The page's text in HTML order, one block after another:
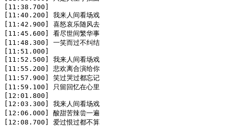
[11:38.700]
[11:40.200] 我来人间看场戏
[11:42.900] 喜怒哀乐随风去
[11:45.600] 看尽世间繁华事
[11:48.300] 一笑而过不纠结
[11:51.000]
[11:52.500] 我来人间看场戏
[11:55.200] 悲欢离合演给你
[11:57.900] 笑过哭过都忘记
[11:59.100] 只留回忆在心里
[12:01.800]
[12:03.300] 我来人间看场戏
[12:06.000] 酸甜苦辣尝一遍
[12:08.700] 爱过恨过都不算